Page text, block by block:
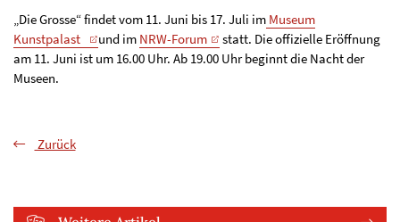
„Die Grosse“ findet vom 11. Juni bis 17. Juli im Museum
Kunstpalast
und im NRW-Forum
statt. Die offizielle Eröffnung
am 11. Juni ist um 16.00 Uhr. Ab 19.00 Uhr beginnt die Nacht der
Museen.
Zurück